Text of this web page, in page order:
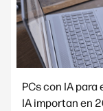
PCs con IA
IA importan en